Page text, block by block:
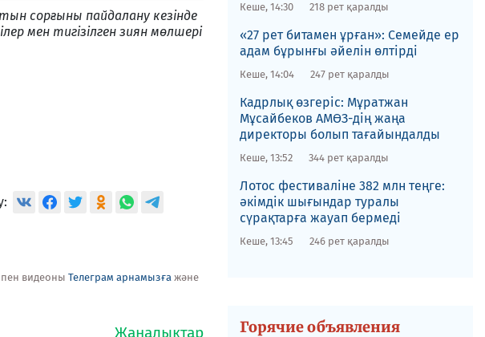
сорғыны пайдалану кезінде
мен тигізілген зиян мөлшері
пен видеоны Телеграм арнамызға және
Кеше, 14:30 218 рет қаралды
«27 рет битамен ұрған»: Семейде ер
адам бұрынғы әйелін өлтірді
Кеше, 14:04 247 рет қаралды
Кадрлық өзгеріс: Мұратжан
Мұсайбеков АМӨЗ-дің жаңа
директоры болып ​тағайындалды
Кеше, 13:52 344 рет қаралды
Лотос фестиваліне​ 382 млн теңге:
әкімдік шығындар туралы
сүрақтарға жауап бермеді
Кеше, 13:45 246 рет қаралды
Горячие объявления